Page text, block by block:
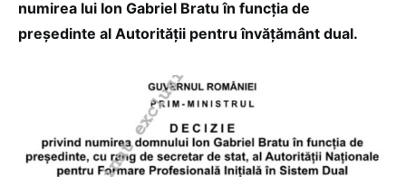
numirea lui Ion Gabriel Bratu în funcția de
președinte al Autorității pentru învățământ dual.